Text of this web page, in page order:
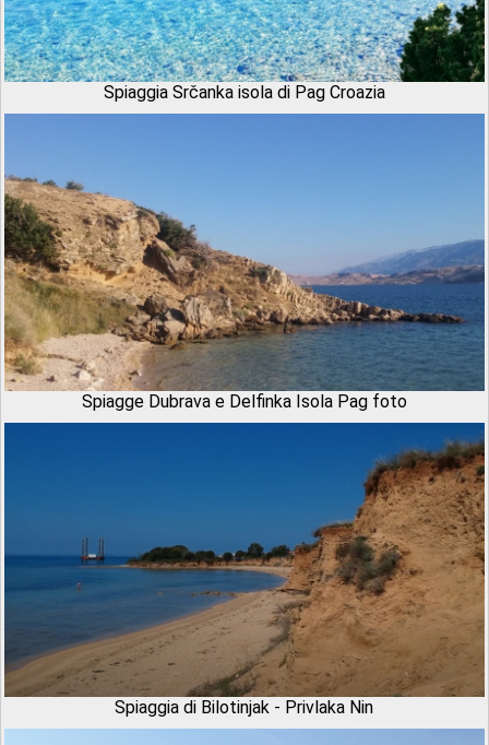
Spiaggia Srčanka isola di Pag Croazia
Spiagge Dubrava e Delfinka Isola Pag foto
Spiaggia di Bilotinjak - Privlaka Nin